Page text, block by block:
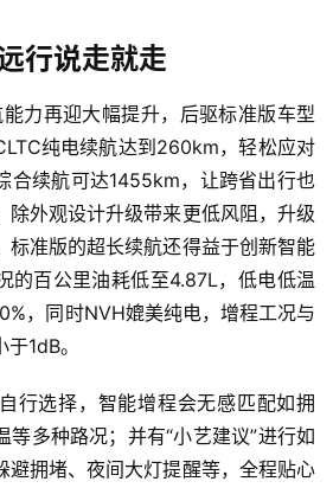
行说走就走
力再迎大幅提升，后驱标准版车型
纯电续航达到260km，轻松应对
合续航可达1455km，让跨省出行也
除外观设计升级带来更低风阻，升级
标准版的超长续航还得益于创新智能
的百公里油耗低至4.87L，低电低温
，同时NVH媲美纯电，增程工况与
1dB。
行选择，智能增程会无感匹配如拥
等多种路况；并有“小艺建议”进行如
避拥堵、夜间大灯提醒等，全程贴心